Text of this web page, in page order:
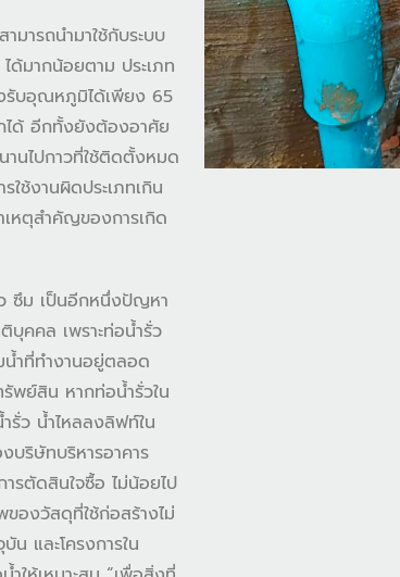
ารถนำมาใช้กับระบบ
ด้มากน้อยตาม ประเภท
งรับอุณหภูมิได้เพียง 65
ได้ อีกทั้งยังต้องอาศัย
านไปกาวที่ใช้ติดตั้งหมด
ใช้งานผิดประเภทเกิน
หตุสำคัญของการเกิด
ซึม เป็นอีกหนึ่งปัญหา
บุคคล เพราะท่อน้ำรั่ว
น้ำที่ทำงานอยู่ตลอด
รัพย์สิน หากท่อน้ำรั่วใน
ว น้ำไหลลงลิฟท์ใน
บริษัทบริหารอาคาร
รตัดสินใจซื้อ ไม่น้อยไป
ของวัสดุที่ใช้ก่อสร้างไม่
และโครงการใน